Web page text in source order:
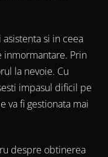
si in ceea
Prin
la nevoie. Cu
impasul dificil pe
va fi gestionata mai
despre obtinerea